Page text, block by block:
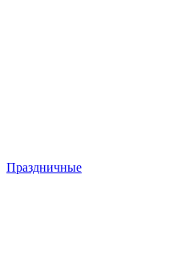
Праздничные